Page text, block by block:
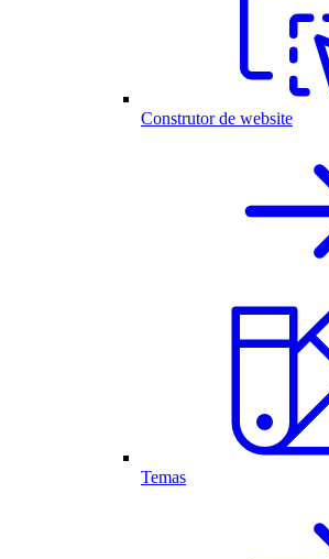
Construtor de website
Temas